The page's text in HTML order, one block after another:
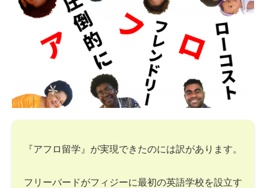
『アフロ留学』が実現できたのには訳があります。
フリーバードがフィジーに最初の英語学校を設立す